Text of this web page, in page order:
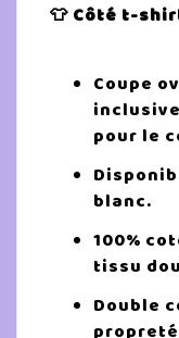
👕 Côté t-
Coupe
pour le
blanc.
100%
tissu
Double